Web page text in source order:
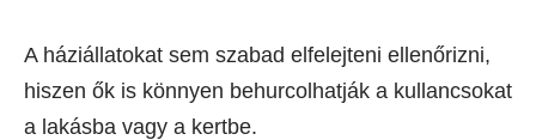
A háziállatokat sem szabad elfelejteni ellenőrizni,
hiszen ők is könnyen behurcolhatják a kullancsokat
a lakásba vagy a kertbe.